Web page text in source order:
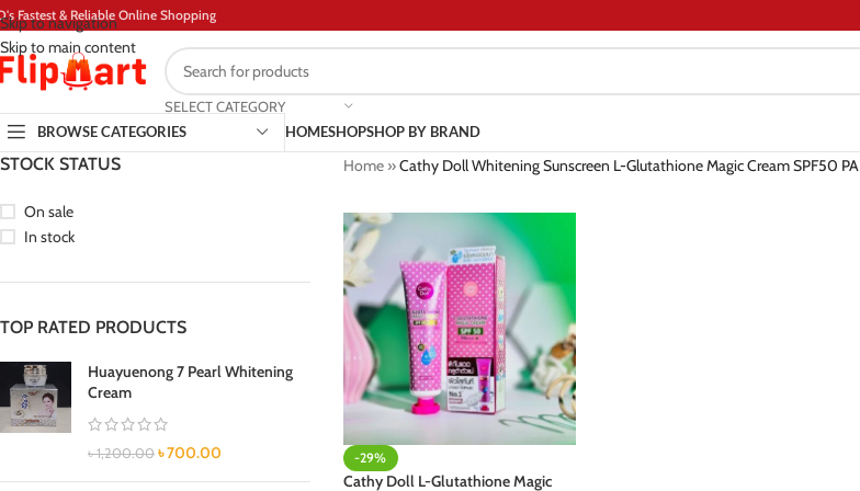
Skip to navigation
Skip to main content
Fastest & Reliable Online Shopping
SELECT CATEGORY
BROWSE CATEGORIES
HOMESHOPSHOP BY BRAND
STOCK STATUS
On sale
In stock
TOP RATED PRODUCTS
Huayuenong 7 Pearl Whitening
Cream
৳1,200.00 ৳700.00
Home»Cathy Doll Whitening Sunscreen L-Glutathione Magic Cream SPF50 PA
-29%
Cathy Doll L-Glutathione Magic